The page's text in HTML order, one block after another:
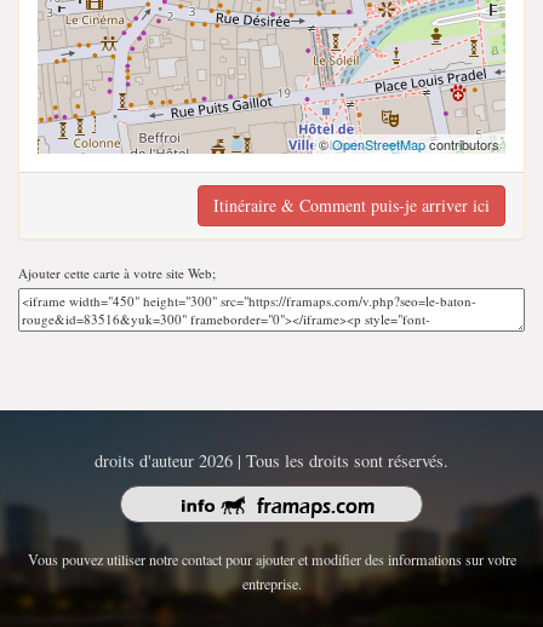
©OpenStreetMapcontributors
Itinéraire & Comment puis-je arriver ici
Ajouter cette carte à votre site Web;
droits d'auteur 2026 | Tous les droits sont réservés.
Vous pouvez utiliser notre contact pour ajouter et modifier des informations sur votre
entreprise.